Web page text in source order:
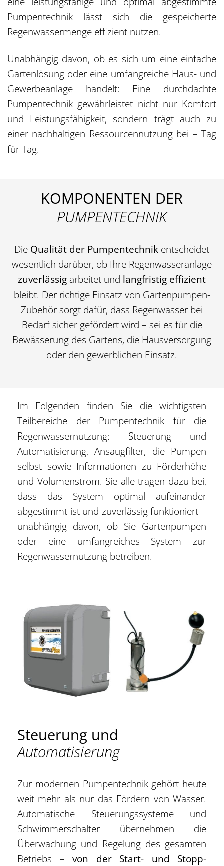
Pumpentechnik lässt sich die gespeicherte
Regenwassermenge effizient nutzen.
Unabhängig davon, ob es sich um eine einfache
Gartenlösung oder eine umfangreiche Haus- und
Gewerbeanlage handelt: Eine durchdachte
Pumpentechnik gewährleistet nicht nur Komfort
und Leistungsfähigkeit, sondern trägt auch zu
einer nachhaltigen Ressourcennutzung bei – Tag
für Tag.
KOMPONENTEN DER
PUMPENTECHNIK
Die Qualität der Pumpentechnik entscheidet
wesentlich darüber, ob Ihre Regenwasseranlage
zuverlässig arbeitet und langfristig effizient
bleibt. Der richtige Einsatz von Gartenpumpen-
Zubehör sorgt dafür, dass Regenwasser bei
Bedarf sicher gefördert wird – sei es für die
Bewässerung des Gartens, die Hausversorgung
oder den gewerblichen Einsatz.
Im Folgenden finden Sie die wichtigsten
Teilbereiche der Pumpentechnik für die
Regenwassernutzung: Steuerung und
Automatisierung, Ansaugfilter, die Pumpen
selbst sowie Informationen zu Förderhöhe
und Volumenstrom. Sie alle tragen dazu bei,
dass das System optimal aufeinander
abgestimmt ist und zuverlässig funktioniert –
unabhängig davon, ob Sie Gartenpumpen
oder eine umfangreiches System zur
Regenwassernutzung betreiben.
Steuerung und
Automatisierung
Zur modernen Pumpentechnik gehört heute
weit mehr als nur das Fördern von Wasser.
Automatische Steuerungssysteme und
Schwimmerschalter übernehmen die
Überwachung und Regelung des gesamten
Betriebs – von der Start- und Stopp-